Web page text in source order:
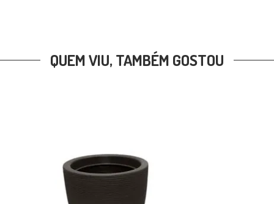
QUEM VIU, TAMBÉM GOSTOU